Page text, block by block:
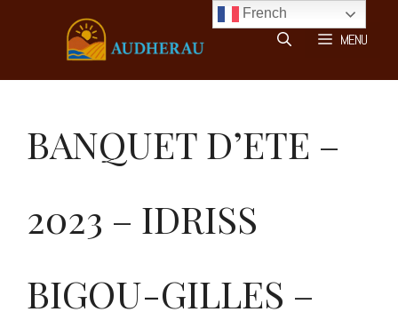
MENU
BANQUET D’ETE –
2023 – IDRISS
BIGOU-GILLES –
French